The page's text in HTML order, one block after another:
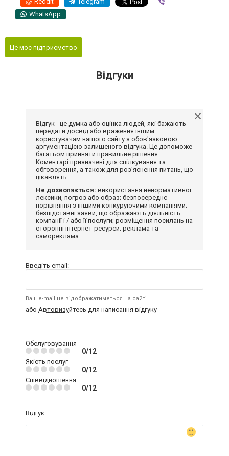
WhatsApp
Це моє підприємство
Відгуки
Відгук - це думка або оцінка людей, які бажають
передати досвід або враження іншим
користувачам нашого сайту з обов'язковою
аргументацією залишеного відгука. Це допоможе
багатьом прийняти правильне рішення.
Коментарі призначені для спілкування та
обговорення, а також для роз'яснення питань, що
цікавлять.
Не дозволяється: використання ненормативної
лексики, погроз або образ; безпосереднє
порівняння з іншими конкуруючими компаніями;
безпідставні заяви, що ображають діяльність
компанії і / або її послуги; розміщення посилань на
сторонні інтернет-ресурси; реклама та
самореклама.
Введіть email:
Ваш e-mail не відображатиметься на сайті
або Авторизуйтесь для написання відгуку
Обслуговування
0/12
Якість послуг
0/12
Співвідношення
0/12
Відгук: